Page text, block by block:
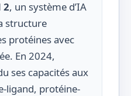
2, un système d’IA
structure
protéines avec
En 2024,
ses capacités aux
ligand, protéine-